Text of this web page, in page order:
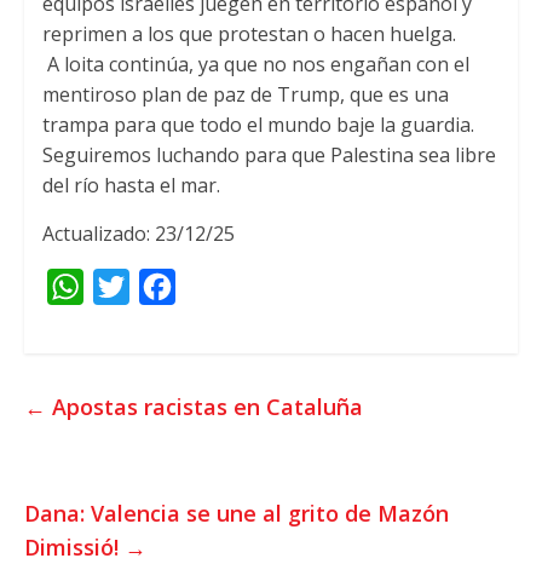
reprimen a los que protestan o hacen huelga.
A loita continúa, ya que no nos engañan con el
mentiroso plan de paz de Trump, que es una
trampa para que todo el mundo baje la guardia.
Seguiremos luchando para que Palestina sea libre
del río hasta el mar.
Actualizado: 23/12/25
W
p
p
r
e
o
← Apostas racistas en Cataluña
Dana: Valencia se une al grito de Mazón
Dimissió! →